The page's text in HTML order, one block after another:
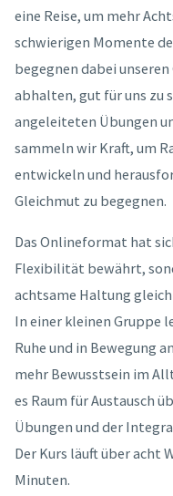
eine Reise, um mehr
schwierigen Momente
begegnen dabei
abhalten, gut für uns zu
angeleiteten Übungen
sammeln wir Kraft, um
entwickeln und
Gleichmut zu begegnen.
Das Onlineformat hat
Flexibilität bewährt,
achtsame Haltung
In einer kleinen Gruppe
Ruhe und in Bewegung
mehr Bewusstsein im
es Raum für Austausch
Übungen und der
Der Kurs läuft über acht
Minuten.